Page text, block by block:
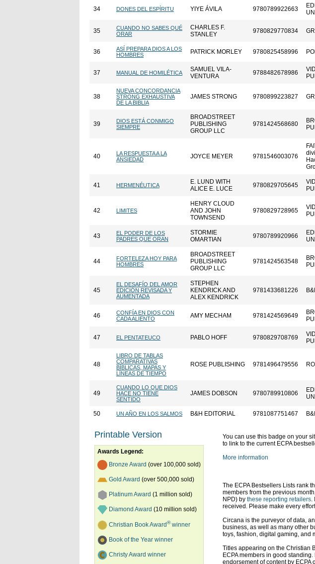
34 DONES DEL ESPÍRITU YIYE ÁVILA 9780789922663
35
CUANDO NO SABES QUÉ
ORAR
CHARLES F.
STANLEY
9780829770834
36
ASÍ PREPARA DIOS A LOS
HOMBRES
PATRICK MORLEY 9780825458996
37 MANUAL DE HOMILÉTICA
SAMUEL VILA-
VENTURA
9788482678986
38
NUEVA CONCORDANCIA
STRONG EXHAUSTIVA
DE LA BIBLIA
JAMES STRONG 9780899223827
39
DIOS ESTÁ CONMIGO
SIEMPRE
BROADSTREET
PUBLISHING
GROUP LLC
9781424568680
40
LA RESPUESTA A LA
ANSIEDAD
JOYCE MEYER 9781546003076
41 HERMENÉUTICA
E. LUND WITH
ALICE E. LUCE
9780829705645
42 LIMITES
HENRY CLOUD
AND JOHN
TOWNSEND
9780829728965
43
EL PODER DE LOS
PADRES QUE ORAN
STORMIE
OMARTIAN
9780789920966
44
FORTELEZA HOY PARA
HOMBRES
BROADSTREET
PUBLISHING
GROUP LLC
9781424563548
45
EL DESAFÍO DEL AMOR
EDICIÓN REVISADA Y
AUMENTADA
STEPHEN
KENDRICK AND
ALEX KENDRICK
9781433681226
46
CONFÍA EN DIOS CON
CADA ALIENTO
AMY MECHAM 9781424569649
47 EL PENTATEUCO PABLO HOFF 9780829708769
48
LIBRO DE TABLAS
COMPARATIVAS
BÍBLICAS, MAPAS Y
LÍNEAS DE TIEMPO
ROSE PUBLISHING 9781496479556
49
CUANDO LO QUE DIOS
HACE NO TIENE
SENTIDO
JAMES DOBSON 9780789910806
50 UN AÑO EN LOS SALMOS B&H EDITORIAL 9781087751467
Printable Version
Awards Legend:
Bronze Award (over 100,000 sold)
Gold Award (over 500,000 sold)
Platinum Award (1 million sold)
Diamond Award (10 million sold)
Christian Book Award®winner
Book of the Year winner
Christy Award winner
You can use this badge on your
to link to the current ECPA
More information
The ECPA Bestsellers Lists rank
members from the previous
NPD) by these reporting retailers.
received. Please make every
Circana is the purveyor of data,
business, as well as many other
toys, fashion, digital gaming, and
Titles appearing on the Christian
ECPA members in good
endorsement of content by ECPA